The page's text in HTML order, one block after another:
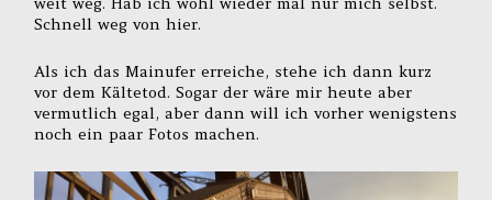
Schnell weg von hier.
Als ich das Mainufer erreiche, stehe ich dann kurz
vor dem Kältetod. Sogar der wäre mir heute aber
vermutlich egal, aber dann will ich vorher wenigstens
noch ein paar Fotos machen.